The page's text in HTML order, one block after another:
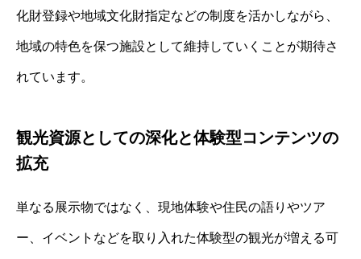
化財登録や地域文化財指定などの制度を活かしながら、
地域の特色を保つ施設として維持していくことが期待さ
れています。
観光資源としての深化と体験型コンテンツの
拡充
単なる展示物ではなく、現地体験や住民の語りやツア
ー、イベントなどを取り入れた体験型の観光が増える可